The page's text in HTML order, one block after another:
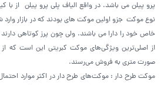
پرو پیلن می باشد. در واقع الیاف پلی پرو پیلن از با
نوع موکت جزو اولین موکت های بودند که در بازار وارد
خاص خود را دارا می باشند. ولی چون پرز کوتاهی
از اصلی‌ترین ویژگی‌های موکت کبریتی این است که
صورت متری به فروش می‌رسند.
موکت طرح دار : موکت‌های طرح دار در اکثر موارد